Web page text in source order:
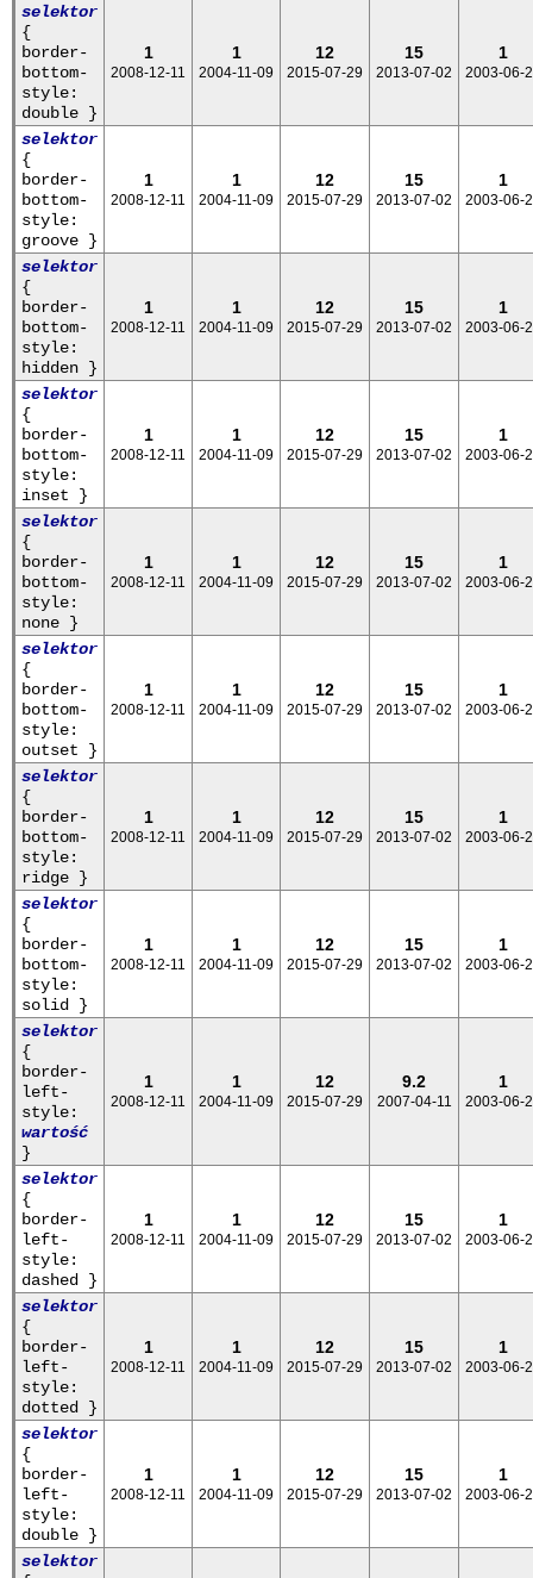
selektor
{
border-
bottom-
style:
double }
1
2008-12-11
1
2004-11-09
12
2015-07-29
15
2013-07-02
1
2003-06-
selektor
{
border-
bottom-
style:
groove }
1
2008-12-11
1
2004-11-09
12
2015-07-29
15
2013-07-02
1
2003-06-
selektor
{
border-
bottom-
style:
hidden }
1
2008-12-11
1
2004-11-09
12
2015-07-29
15
2013-07-02
1
2003-06-
selektor
{
border-
bottom-
style:
inset }
1
2008-12-11
1
2004-11-09
12
2015-07-29
15
2013-07-02
1
2003-06-
selektor
{
border-
bottom-
style:
none }
1
2008-12-11
1
2004-11-09
12
2015-07-29
15
2013-07-02
1
2003-06-
selektor
{
border-
bottom-
style:
outset }
1
2008-12-11
1
2004-11-09
12
2015-07-29
15
2013-07-02
1
2003-06-
selektor
{
border-
bottom-
style:
ridge }
1
2008-12-11
1
2004-11-09
12
2015-07-29
15
2013-07-02
1
2003-06-
selektor
{
border-
bottom-
style:
solid }
1
2008-12-11
1
2004-11-09
12
2015-07-29
15
2013-07-02
1
2003-06-
selektor
{
border-
left-
style:
wartość
}
1
2008-12-11
1
2004-11-09
12
2015-07-29
9.2
2007-04-11
1
2003-06-
selektor
{
border-
left-
style:
dashed }
1
2008-12-11
1
2004-11-09
12
2015-07-29
15
2013-07-02
1
2003-06-
selektor
{
border-
left-
style:
dotted }
1
2008-12-11
1
2004-11-09
12
2015-07-29
15
2013-07-02
1
2003-06-
selektor
{
border-
left-
style:
double }
1
2008-12-11
1
2004-11-09
12
2015-07-29
15
2013-07-02
1
2003-06-
selektor